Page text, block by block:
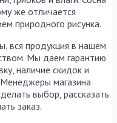
же отличается
природного рисунка.
вся продукция в нашем
Мы даем гарантию
наличие скидок и
магазина
выбор, рассказать
заказ.